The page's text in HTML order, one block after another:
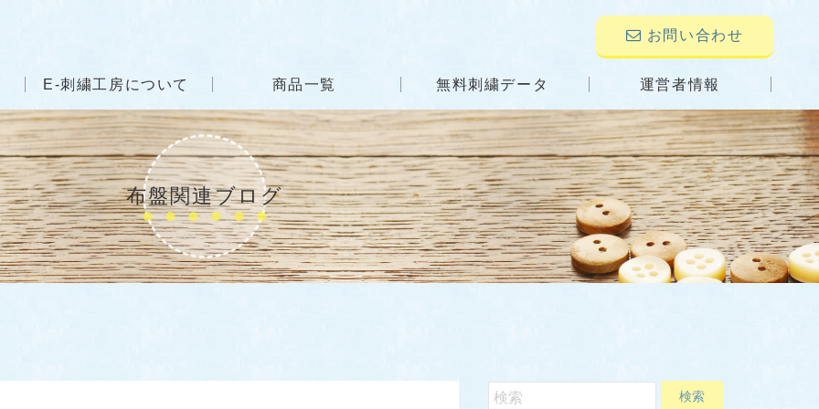
お問い合わせ
E-刺繍工房について 商品一覧 無料刺繍データ 運営者情報
布盤関連ブログ